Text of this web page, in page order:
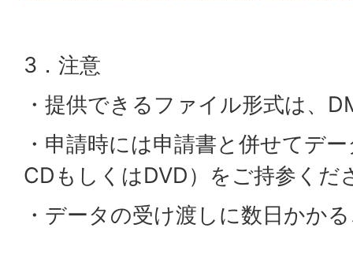
3．注意
・提供できるファイル形式は、
・申請時には申請書と併せてデ
CDもしくはDVD）をご持参くだ
・データの受け渡しに数日かか